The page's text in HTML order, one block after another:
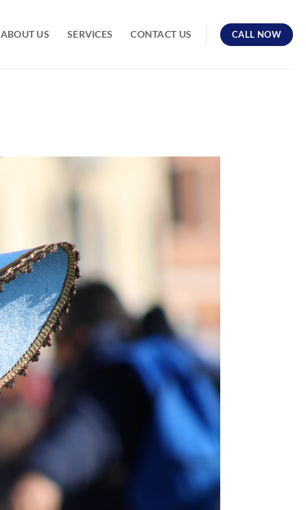
ABOUT US SERVICES CONTACT US CALL NOW